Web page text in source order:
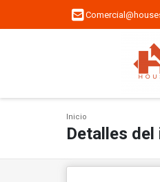
Inicio
Detalles del